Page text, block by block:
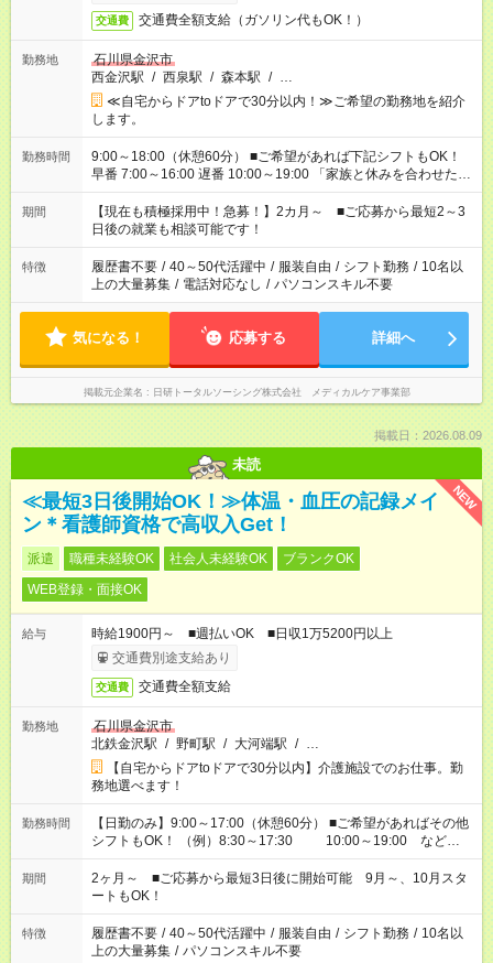
交通費 交通費全額支給（ガソリン代もOK！）
勤務地
石川県金沢市
西金沢駅 / 西泉駅 / 森本駅 / …
≪自宅からドアtoドアで30分以内！≫ご希望の勤務地を紹介
します。
勤務時間
9:00～18:00（休憩60分） ■ご希望があれば下記シフトもOK！
早番 7:00～16:00 遅番 10:00～19:00 「家族と休みを合わせた
い」 「余裕を持って夕飯の準備がしたい」 「できれば残業はし
たくない」 など、ご希望を教えてくださいね。 ※Wワーク希望
の方へ 今ご覧のお仕事で希望する勤務時間と、もう1つのお仕事
の勤務時間。 合計で週40時間を超える場合は応募できません。
期間
【現在も積極採用中！急募！】2カ月～ ■ご応募から最短2～3
日後の就業も相談可能です！
特徴 履歴書不要 / 40～50代活躍中 / 服装自由 / シフト勤務 / 10名以
上の大量募集 / 電話対応なし / パソコンスキル不要
気になる！ 応募する 詳細へ
掲載元企業名 日研トータルソーシング株式会社 メディカルケア事業部
掲載日：2026.08.09
未読
NEW
≪最短3日後開始OK！≫体温・血圧の記録メイ
ン＊看護師資格で高収入Get！
派遣 職種未経験OK 社会人未経験OK
ブランクOK
WEB登録・面接OK
給与
時給1900円～ ■週払いOK ■日収1万5200円以上
交通費別途支給あり
交通費 交通費全額支給
勤務地
石川県金沢市
北鉄金沢駅 / 野町駅 / 大河端駅 / …
【自宅からドアtoドアで30分以内】介護施設でのお仕事。勤
務地選べます！
勤務時間
【日勤のみ】9:00～17:00（休憩60分） ■ご希望があればその他
シフトもOK！ （例）8:30～17:30 10:00～19:00 など
「家族とお休みを合わせたい」 「できれば残業はしたくない」
など、あなたのご希望に沿ったお仕事をご紹介します！ ※Wワ
ーク希望の方へ 今ご覧のお仕事で希望する勤務時間と、もう1つ
のお仕事の勤務時間。 合計で週40時間を超える場合は応募でき
ません
期間
2ヶ月～ ■ご応募から最短3日後に開始可能 9月～、10月スタ
ートもOK！
特徴 履歴書不要 / 40～50代活躍中 / 服装自由 / シフト勤務 / 10名以
上の大量募集 / パソコンスキル不要